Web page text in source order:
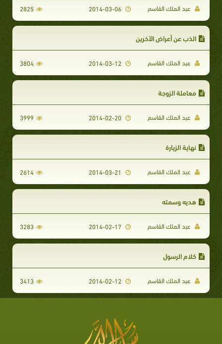
عبد الملك القاسم 2014-03-06
2825
الذب عن أعراض الآخرين
عبد الملك القاسم 3804
معاملة الزوجة
عبد الملك القاسم 2014-02-20
3999
نهاية الزيارة
عبد الملك القاسم 2614
هديه وسمته
عبد الملك القاسم 3283
كلام الرسول
عبد الملك القاسم 3413